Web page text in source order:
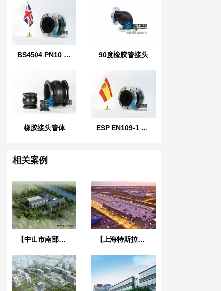
BS4504 PN10 英国标准橡胶膨胀节 90度橡胶管接头
橡胶接头管体 ESP EN109-1 西班牙标准橡胶膨胀节
相关案例
【中山市南部三镇取水口上移工程】橡胶接头合同 【上海特斯拉超级工厂】金属软管合同